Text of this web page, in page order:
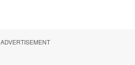
ADVERTISEMENT